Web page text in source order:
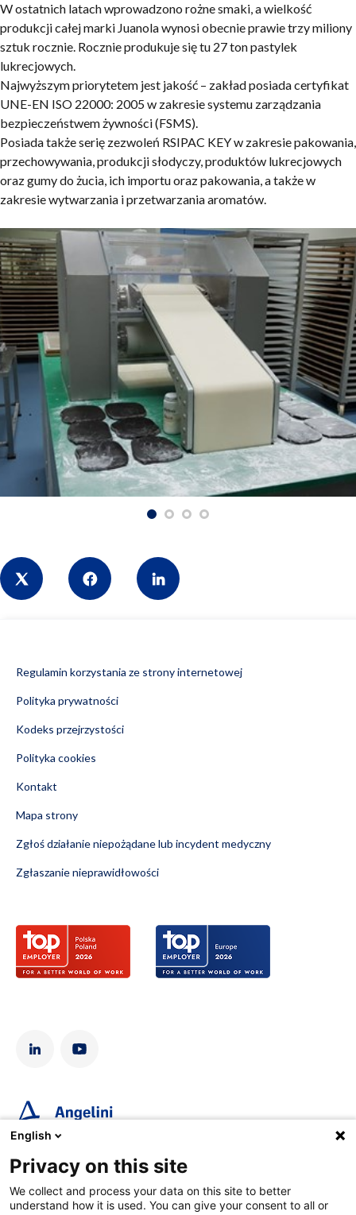
W ostatnich latach wprowadzono rożne smaki, a wielkość
produkcji całej marki Juanola wynosi obecnie prawie trzy miliony
sztuk rocznie. Rocznie produkuje się tu 27 ton pastylek
lukrecjowych.
Najwyższym priorytetem jest jakość – zakład posiada certyfikat
UNE-EN ISO 22000: 2005 w zakresie systemu zarządzania
bezpieczeństwem żywności (FSMS).
Posiada także serię zezwoleń RSIPAC KEY w zakresie pakowania,
przechowywania, produkcji słodyczy, produktów lukrecjowych
oraz gumy do żucia, ich importu oraz pakowania, a także w
zakresie wytwarzania i przetwarzania aromatów.
Share
Regulamin korzystania ze strony internetowej
Polityka prywatności
Kodeks przejrzystości
Polityka cookies
Kontakt
Mapa strony
Zgłoś działanie niepożądane lub incydent medyczny
Zgłaszanie nieprawidłowości
Angelini Pharma Polska Sp. z o.o., Adgar Park West, Aleje
5260204222, BDO 000088746. Kapitał zakładowy 2 276 000,00
English
Privacy on this site
We collect and process your data on this site to better
understand how it is used. You can give your consent to all or